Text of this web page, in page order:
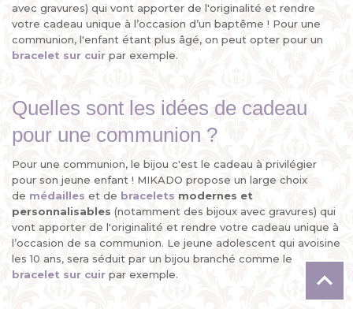

avec gravures) qui vont apporter de l'originalité et rendre
votre cadeau unique à l’occasion d’un baptême ! Pour une
communion, l'enfant étant plus âgé, on peut opter pour un
bracelet sur cuir par exemple.
Quelles sont les idées de cadeau
pour une communion ?
Pour une communion, le bijou c'est le cadeau à privilégier
pour son jeune enfant ! MIKADO propose un large choix
de médailles et de bracelets modernes et
personnalisables (notamment des bijoux avec gravures) qui
vont apporter de l'originalité et rendre votre cadeau unique à
l’occasion de sa communion. Le jeune adolescent qui avoisine
les 10 ans, sera séduit par un bijou branché comme le
bracelet sur cuir par exemple.